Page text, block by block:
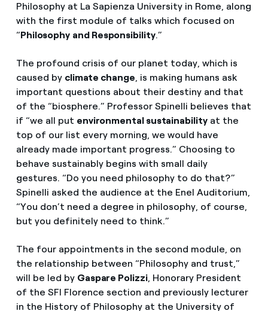
Philosophy at La Sapienza University in Rome, along
with the first module of talks which focused on
“Philosophy and Responsibility.”
The profound crisis of our planet today, which is
caused by climate change, is making humans ask
important questions about their destiny and that
of the “biosphere.” Professor Spinelli believes that
if “we all put environmental sustainabilityat the
top of our list every morning, we would have
already made important progress.” Choosing to
behave sustainably begins with small daily
gestures. “Do you need philosophy to do that?”
Spinelli asked the audience at the Enel Auditorium,
“You don’t need a degree in philosophy, of course,
but you definitely need to think.”
The four appointments in the second module, on
the relationship between “Philosophy and trust,”
will be led by Gaspare Polizzi, Honorary President
of the SFI Florence section and previously lecturer
in the History of Philosophy at the University of